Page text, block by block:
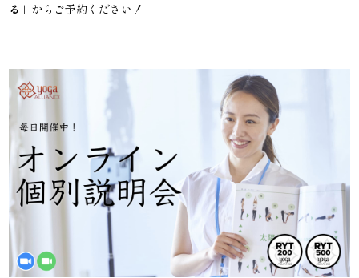
る 」からご予約ください！